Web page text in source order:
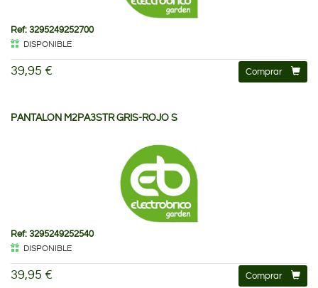
Ref: 3295249252700
DISPONIBLE
39,95 € Comprar
PANTALON M2PA3STR GRIS-ROJO S
Ref: 3295249252540
DISPONIBLE
39,95 € Comprar